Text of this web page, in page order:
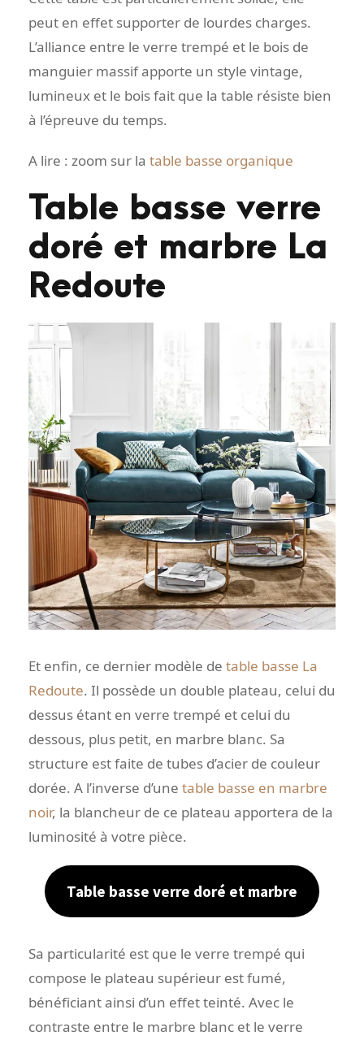
peut en effet supporter de lourdes charges.
L’alliance entre le verre trempé et le bois de
manguier massif apporte un style vintage,
lumineux et le bois fait que la table résiste bien
à l’épreuve du temps.
A lire : zoom sur la table basse organique
Table basse verre
doré et marbre La
Redoute
Et enfin, ce dernier modèle de table basse La
Redoute. Il possède un double plateau, celui du
dessus étant en verre trempé et celui du
dessous, plus petit, en marbre blanc. Sa
structure est faite de tubes d’acier de couleur
dorée. A l’inverse d’une table basse en marbre
noir, la blancheur de ce plateau apportera de la
luminosité à votre pièce.
Table basse verre doré et marbre
Sa particularité est que le verre trempé qui
compose le plateau supérieur est fumé,
bénéficiant ainsi d’un effet teinté. Avec le
contraste entre le marbre blanc et le verre